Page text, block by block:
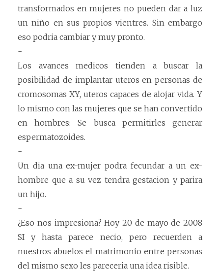
transformados en mujeres no pueden dar a luz
un niño en sus propios vientres. Sin embargo
eso podria cambiar y muy pronto.
-
Los avances medicos tienden a buscar la
posibilidad de implantar uteros en personas de
cromosomas XY, uteros capaces de alojar vida. Y
lo mismo con las mujeres que se han convertido
en hombres: Se busca permitirles generar
espermatozoides.
-
Un dia una ex-mujer podra fecundar a un ex-
hombre que a su vez tendra gestacion y parira
un hijo.
-
¿Eso nos impresiona? Hoy 20 de mayo de 2008
SI y hasta parece necio, pero recuerden a
nuestros abuelos el matrimonio entre personas
del mismo sexo les pareceria una idea risible.